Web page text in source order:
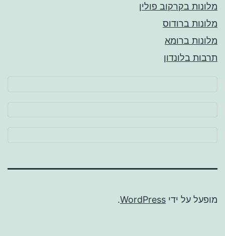
מלונות בקרקוב פולין
מלונות ברודוס
מלונות ברומא
תרבות בלונדון
מופעל על ידי WordPress
.